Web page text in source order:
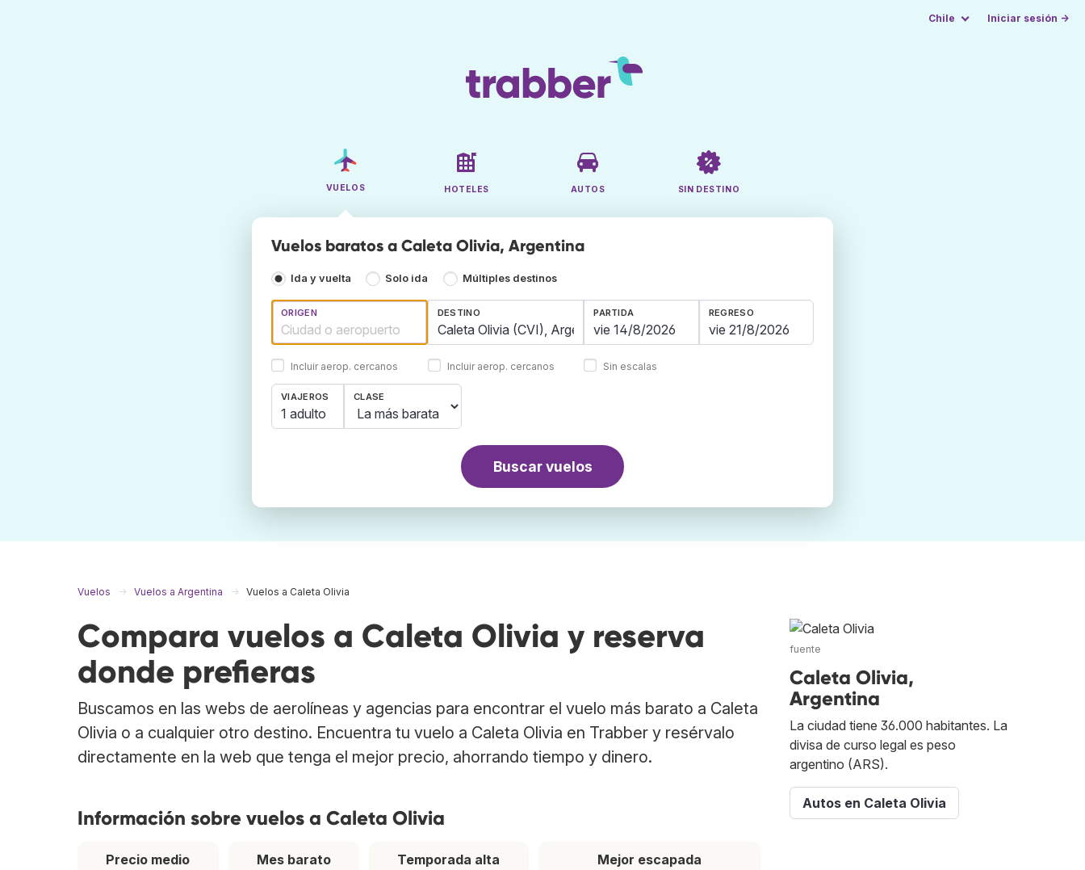
Chile Iniciar sesión →
VUELOS HOTELES AUTOS SIN DESTINO
Vuelos baratos a Caleta Olivia, Argentina
Ida y vuelta Solo ida Múltiples destinos
ORIGEN
Incluir aerop. cercanos
DESTINO
Incluir aerop. cercanos
PARTIDA REGRESO
Sin escalas
VIAJEROS
1 adulto
CLASE
Buscar vuelos
Vuelos Vuelos a Argentina Vuelos a Caleta Olivia
Compara vuelos a Caleta Olivia y reserva
donde prefieras
Buscamos en las webs de aerolíneas y agencias para encontrar el vuelo más barato a Caleta
Olivia o a cualquier otro destino. Encuentra tu vuelo a Caleta Olivia en Trabber y resérvalo
directamente en la web que tenga el mejor precio, ahorrando tiempo y dinero.
Información sobre vuelos a Caleta Olivia
Precio medio
Mes barato
Temporada alta
Mejor escapada
fuente
Caleta Olivia,
Argentina
La ciudad tiene 36.000 habitantes. La
divisa de curso legal es peso
argentino (ARS).
Autos en Caleta Olivia